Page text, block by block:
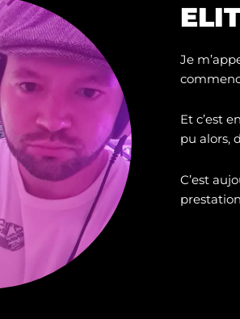
Je
Et c’est
pu alors,
C’est